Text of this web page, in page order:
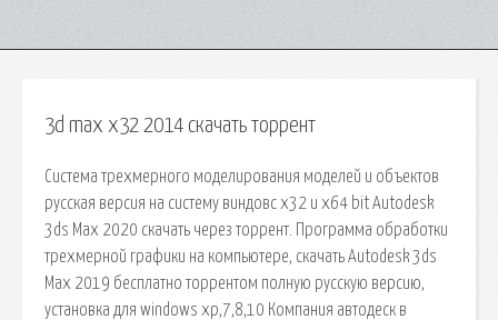
3d max x32 2014 скачать торрент
Система трехмерного моделирования моделей и объектов
русская версия на систему виндовс x32 и x64 bit Autodesk
3ds Max 2020 скачать через торрент. Программа обработки
трехмерной графики на компьютере, скачать Autodesk 3ds
Max 2019 бесплатно торрентом полную русскую версию,
установка для windows xp,7,8,10 Компания автодеск в